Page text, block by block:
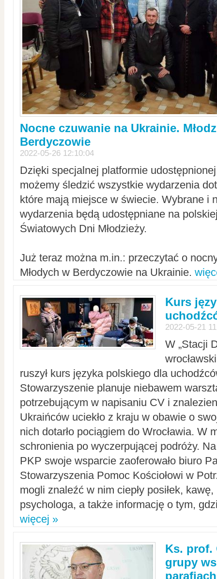
Nocne czuwanie na Ukrainie.
Berdyczowie
2022-05-26 12:10:04
Dzięki specjalnej platformie
możemy śledzić wszystkie wydarzenia
które mają miejsce w świecie. Wybrane i
wydarzenia będą udostępniane na
Światowych Dni Młodzieży.
Już teraz można m.in.: przeczytać o
Młodych w Berdyczowie na Ukrainie.
Kurs
2022-05-21
W „Stacji
ruszył kurs języka polskiego dla
Stowarzyszenie planuje niebawem
potrzebującym w napisaniu CV i
Ukraińców uciekło z kraju w obawie o
nich dotarło pociągiem do Wrocławia. W
schronienia po wyczerpującej podróży.
PKP swoje wsparcie zaoferowało biuro
Stowarzyszenia Pomoc Kościołowi w
mogli znaleźć w nim ciepły posiłek,
psychologa, a także informację o tym,
więcej »
Ks. prof.
grupy
parafiach